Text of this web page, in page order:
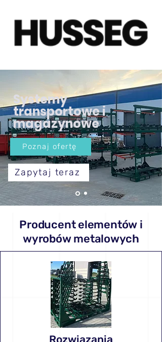
Systemy
transportowe i
magazynowe
Poznaj ofertę
Zapytaj teraz
Producent elementów i
wyrobów metalowych
Rozwiązania